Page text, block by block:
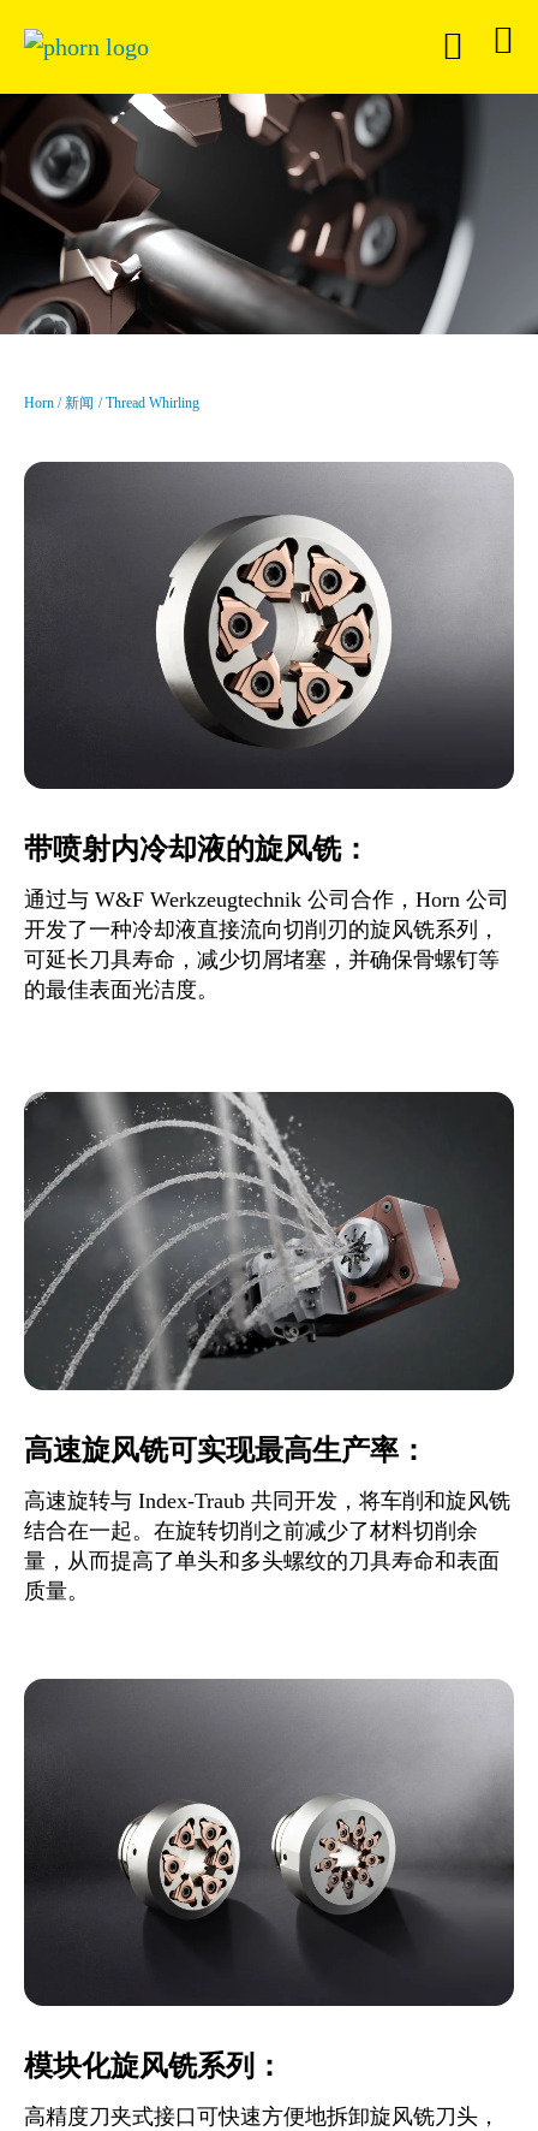
Horn 新闻 Thread Whirling
带喷射内冷却液的旋风铣：
通过与 W&F Werkzeugtechnik 公司合作，Horn 公司
开发了一种冷却液直接流向切削刃的旋风铣系列，
可延长刀具寿命，减少切屑堵塞，并确保骨螺钉等
的最佳表面光洁度。
高速旋风铣可实现最高生产率：
高速旋转与 Index-Traub 共同开发，将车削和旋风铣
结合在一起。在旋转切削之前减少了材料切削余
量，从而提高了单头和多头螺纹的刀具寿命和表面
质量。
模块化旋风铣系列：
高精度刀夹式接口可快速方便地拆卸旋风铣刀头，